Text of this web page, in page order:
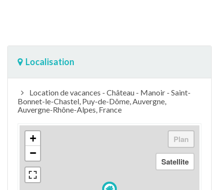
Localisation
Location de vacances - Château - Manoir - Saint-
Bonnet-le-Chastel, Puy-de-Dôme, Auvergne,
Auvergne-Rhône-Alpes, France
+
−